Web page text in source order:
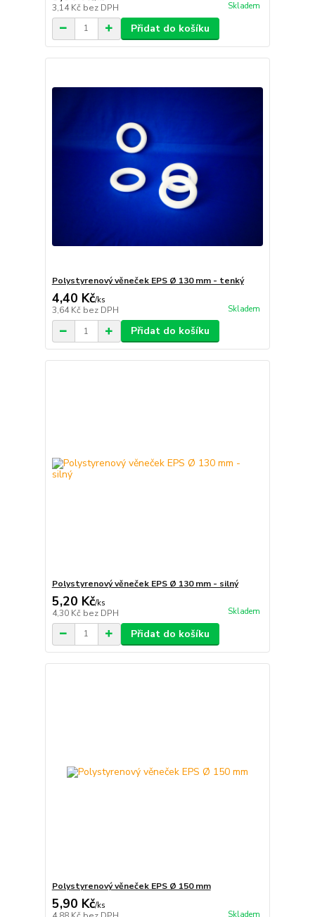
3,14 Kč bez DPH Skladem
Přidat do košíku
Polystyrenový věneček EPS Ø 130 mm - tenký
4,40 Kč/ks
3,64 Kč bez DPH Skladem
Přidat do košíku
Polystyrenový věneček EPS Ø 130 mm - silný
5,20 Kč/ks
4,30 Kč bez DPH Skladem
Přidat do košíku
Polystyrenový věneček EPS Ø 150 mm
5,90 Kč/ks
Skladem